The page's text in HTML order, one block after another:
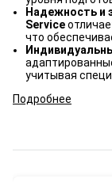
Надежность и
Service
что
учитывая
Подробнее